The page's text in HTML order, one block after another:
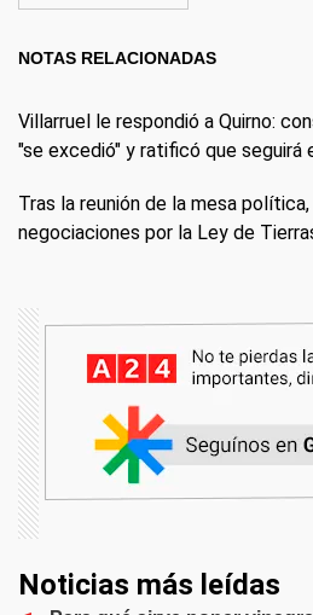
NOTAS RELACIONADAS
Villarruel le respondió a Quirno:
"se excedió" y ratificó que seguirá
Tras la reunión de la mesa
negociaciones por la Ley de
Noticias más leídas